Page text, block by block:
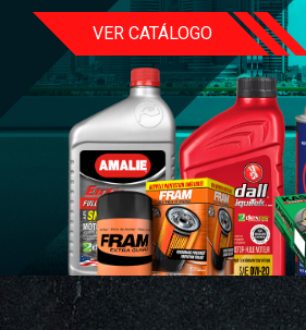
VER CATÁLOGO